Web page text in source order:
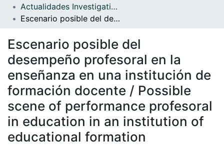
More Information
Statistics
Actualidades Investigativas en Educación, vol. 7(2)
Escenario posible del desempeño profesoral en la enseñanza en una institución de formación docente / Possible scene of performance profesoral in education in an institution of educational formation
Escenario posible del
desempeño profesoral en la
enseñanza en una institución de
formación docente / Possible
scene of performance profesoral
in education in an institution of
educational formation